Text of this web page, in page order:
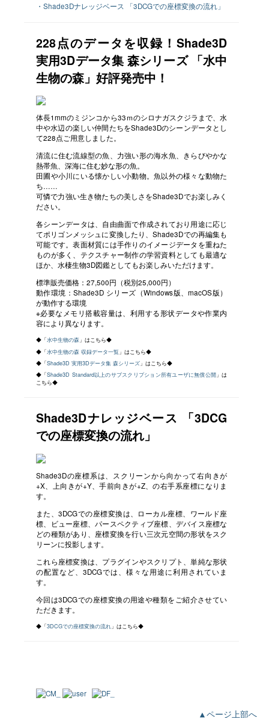
・Shade3Dナレッジベース 「3DCGでの座標変換の流れ」
228点のデータを収録！Shade3D
実用3Dデータ集 森シリーズ 「水中
生物の森」好評発売中！
体長1mmのミジンコから33ｍのシロナガスクジラまで、水
中や水辺の楽しい仲間たちをShade3Dのシーンデータとし
て228点ご用意しました。
清流に住む流線型の魚、力強い形の海水魚、きらびやかな
熱帯魚、深海に住む妙な形の魚。
田圃や小川にいる懐かしい小動物。魚以外の様々な動物た
ち……
可憐で力強い生き物たちの美しさをShade3Dでお楽しみく
ださい。
各シーンデータは、自由曲面で作成されており用途に応じ
てポリゴンメッシュに変換したり、Shade3Dでの再編集も
可能です。表面材質には手作りのイメージデータを重ねた
ものが多く、テクスチャー制作の学習資料としても最適な
ほか、水棲生物3D図鑑としてもお楽しみいただけます。
標準販売価格：27,500円（税別25,000円）
動作環境：Shade3D シリーズ（Windows版、macOS版）
が動作する環境
※必要なメモリ搭載容量は、利用する形状データや作業内
容により異なります。
◆「水中生物の森 」はこちら◆
◆「水中生物の森 収録データ一覧 」はこちら◆
◆「Shade3D 実用3Dデータ集 森シリーズ 」はこちら◆
◆「Shade3D Standard以上のサブスクリプション所有ユーザに無償公開 」は
こちら◆
Shade3Dナレッジベース 「3DCG
での座標変換の流れ」
Shade3Dの座標系は、スクリーンから向かって右向きが
+X、上向きが+Y、手前向きが+Z、の右手系座標になりま
す。
また、3DCGでの座標変換は、ローカル座標、ワールド座
標、ビュー座標、パースペクティブ座標、デバイス座標な
どの種類があり、座標変換を行い三次元空間の形状をスク
リーンに投影します。
これら座標変換は、プラグインやスクリプト、単純な形状
の配置など、3DCGでは、様々な用途に利用されていま
す。
今回は3DCGでの座標変換の用途や種類をご紹介させてい
ただきます。
◆「3DCGでの座標変換の流れ 」はこちら◆
▲ページ上部へ